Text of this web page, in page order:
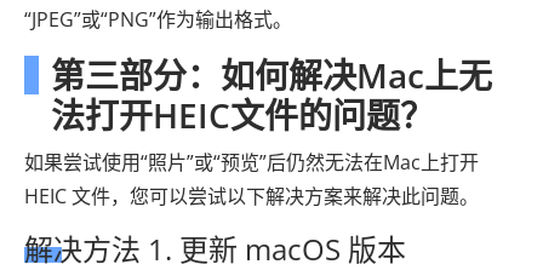
“JPEG”或“PNG”作为输出格式。
第三部分：如何解决Mac上无
法打开HEIC文件的问题？
如果尝试使用“照片”或“预览”后仍然无法在Mac上打开
HEIC 文件，您可以尝试以下解决方案来解决此问题。
解决方法 1. 更新 macOS 版本